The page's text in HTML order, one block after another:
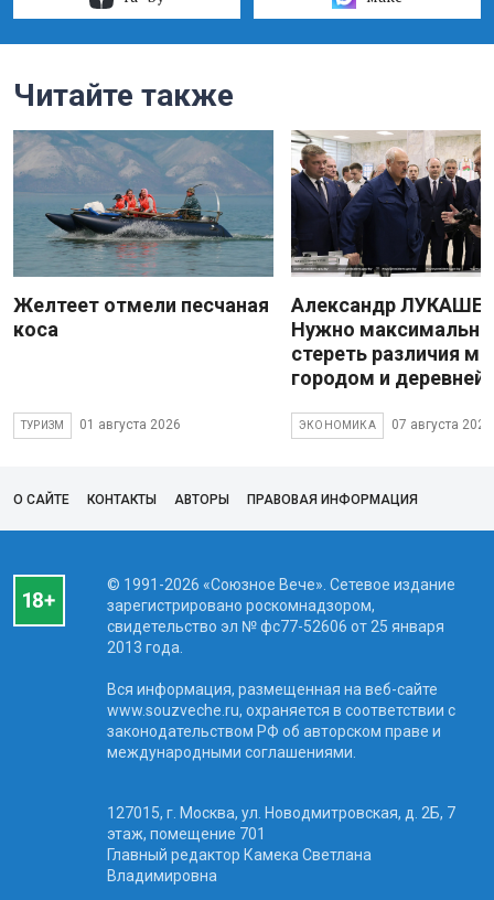
Читайте также
Желтеет отмели песчаная
коса
ТУРИЗМ 01 августа 2026
Александр
Нужно максимально
стереть различия
городом и деревней
ЭКОНОМИКА 07 августа 2026
О САЙТЕ КОНТАКТЫ АВТОРЫ ПРАВОВАЯ ИНФОРМАЦИЯ
© 1991-2026 «Союзное Вече». Сетевое издание
зарегистрировано роскомнадзором,
свидетельство эл № фc77-52606 от 25 января
2013 года.
Вся информация, размещенная на веб-сайте
www.souzveche.ru, охраняется в соответствии с
законодательством РФ об авторском праве и
международными соглашениями.
127015, г. Москва, ул. Новодмитровская, д. 2Б, 7
этаж, помещение 701
Главный редактор Камека Светлана
Владимировна